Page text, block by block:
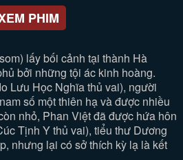
PHIM
lấy bối cảnh tại thành Hà
bởi những tội ác kinh hoàng.
Lưu Học Nghĩa thủ vai), người
số một thiên hạ và được nhiều
nhỏ, Phan Việt đã được hứa hôn
Tịnh Y thủ vai), tiểu thư Dương
nhưng lại có sở thích kỳ lạ là kết